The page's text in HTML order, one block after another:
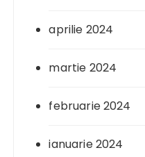
aprilie 2024
martie 2024
februarie 2024
ianuarie 2024